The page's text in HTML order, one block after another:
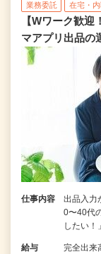
業務委託 在宅・内
【Wワーク歓
マアプリ出品の
仕事内容
出品入力
0〜40代
したい
給与 完全出来